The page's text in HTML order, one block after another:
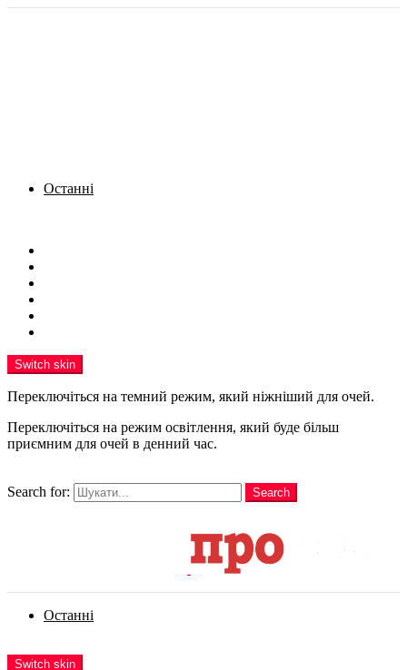
Останні
Switch skin
Переключіться на темний режим, який ніжніший для очей.
Переключіться на режим освітлення, який буде більш
приємним для очей в денний час.
Search for:
Search
Останні
Switch skin